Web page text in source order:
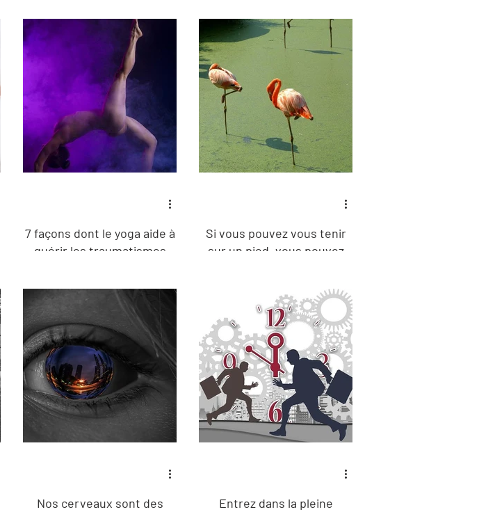
7 façons dont le yoga aide à
guérir les traumatismes
Si vous pouvez vous tenir
sur un pied, vous pouvez
Nos cerveaux sont des
Entrez dans la pleine